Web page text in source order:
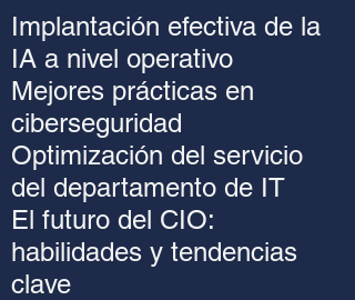
Implantación efectiva de la
IA a nivel operativo
Mejores prácticas en
ciberseguridad
Optimización del servicio
del departamento de IT
El futuro del CIO:
habilidades y tendencias
clave